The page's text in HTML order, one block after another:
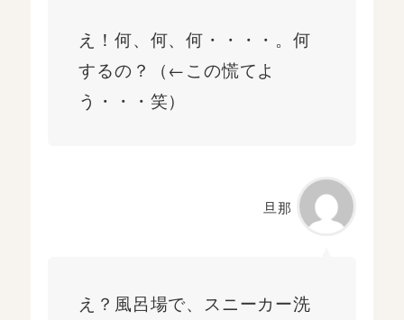
え！何、何、何・・・・。何
するの？（←この慌てよ
う・・・笑）
旦那
え？風呂場で、スニーカー洗